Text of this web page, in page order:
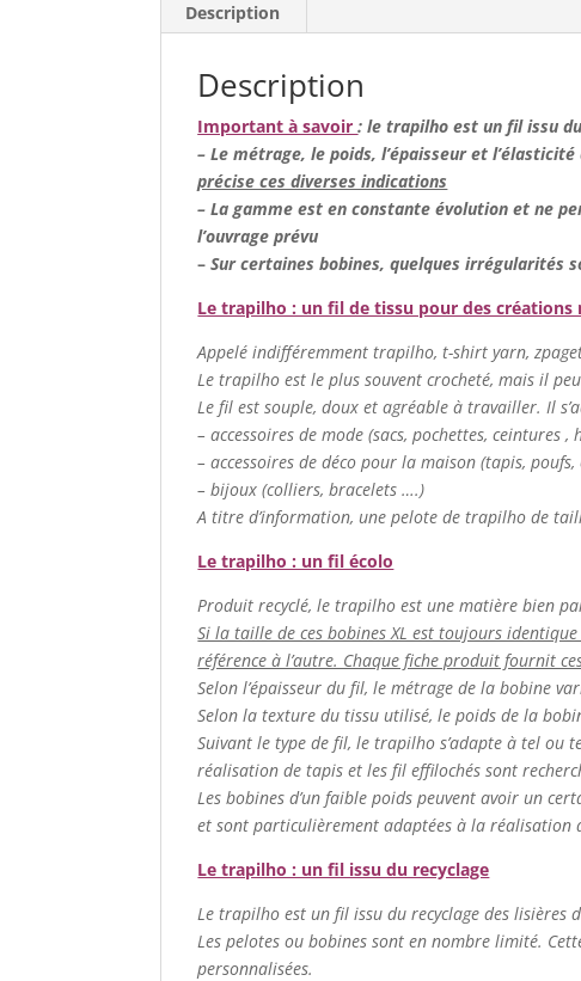
Description
Description
Important à savoir: le trapilho est un fil issu
– Le métrage, le poids, l’épaisseur et
précise ces diverses indications
– La gamme est en constante évolution et ne
l’ouvrage prévu
–Sur certaines bobines, quelques irrégularités
Le trapilho : un fil de tissu pour des créations
Appelé indifféremment trapilho, t-shirt yarn,
Le trapilho est le plus souvent crocheté, mais il
Le fil est souple, doux et agréable à travailler. Il
– accessoires de mode (sacs, pochettes, ceintures ,
– accessoires de déco pour la maison (tapis,
– bijoux (colliers, bracelets ….)
A titre d’information, une pelote de trapilho de
Le trapilho : un fil écolo
Produit recyclé, le trapilho est une matière bien
Si la taille de ces bobines XL est toujours
référence à l’autre. Chaque fiche produit fournit
Selon l’épaisseur du fil, le métrage de la bobine
Selon la texture du tissu utilisé, le poids de la
Suivant le type de fil, le trapilho s’adapte à tel
réalisation de tapis et les fil effilochés sont
Les bobines d’un faible poids peuvent avoir un
et sont particulièrement adaptées à la réalisation
Le trapilho : un fil issu du recyclage
Le trapilho est un fil issu du recyclage des lisières
Les pelotes ou bobines sont en nombre limité.
personnalisées.